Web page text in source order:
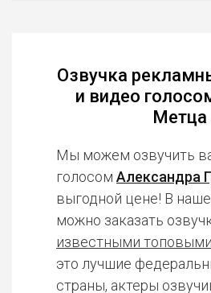
Озвучка
и видео
Метца
Мы можем озвучить
голосом Александра
выгодной цене! В
можно заказать
известными
это лучшие
страны, актеры